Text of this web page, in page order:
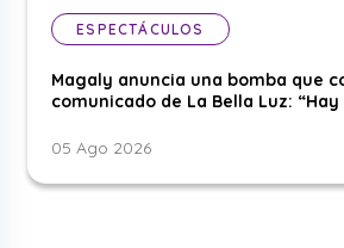
ESPECTÁCULOS
Magaly anuncia una bomba que
comunicado de La Bella Luz: “Hay
05 Ago 2026